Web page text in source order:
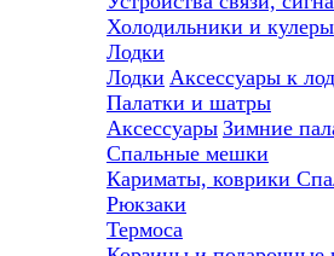
Холодильники и кулеры
Лодки
Лодки Аксессуары к
Палатки и шатры
Аксессуары Зимние
Спальные мешки
Кариматы, коврики
Рюкзаки
Термоса